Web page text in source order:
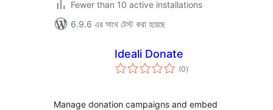
Fewer than 10 active installations
6.9.6 এর সাথে টেস্ট করা হয়েছে
Ideali Donate
(0total
ratings
)
Manage donation campaigns and embed